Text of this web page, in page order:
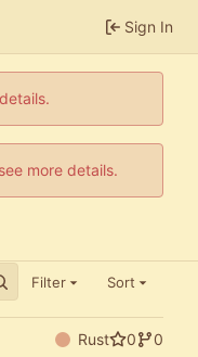
Sign In
more details.
Filter Sort
Rust 0
0